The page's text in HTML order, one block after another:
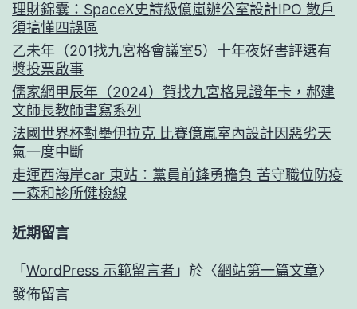
理財錦囊：SpaceX史詩級億嵐辦公室設計IPO 散戶
須搞懂四誤區
乙未年（201找九宮格會議室5）十年夜好書評選有
獎投票啟事
儒家網甲辰年（2024）賀找九宮格見證年卡，郝建
文師長教師書寫系列
法國世界杯對壘伊拉克 比賽億嵐室內設計因惡劣天
氣一度中斷
走運西海岸car 東站：黨員前鋒勇擔負 苦守職位防疫
一森和診所健檢線
近期留言
「 WordPress 示範留言者 」於〈網站第一篇文章〉
發佈留言